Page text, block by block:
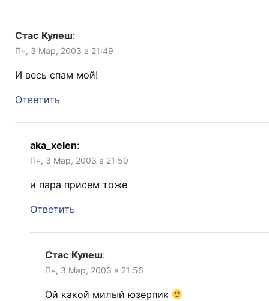
Стас Кулеш:
Пн, 3 Мар, 2003 в 21:49
И весь спам мой!
Ответить
aka_xelen:
Пн, 3 Мар, 2003 в 21:50
и пара присем тоже
Ответить
Стас Кулеш:
Пн, 3 Мар, 2003 в 21:56
Ой какой милый юзерпик